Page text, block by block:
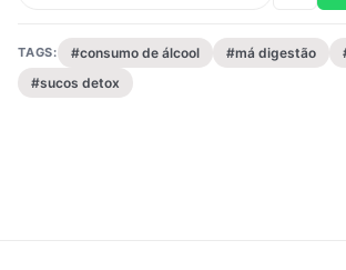
TAGS: #consumo de álcool #má digestão
#sucos detox